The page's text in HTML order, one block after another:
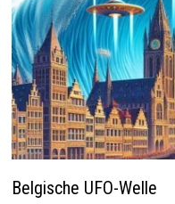
Belgische UFO-Welle